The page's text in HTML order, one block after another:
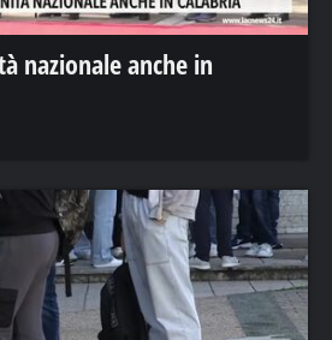
nazionale anche in